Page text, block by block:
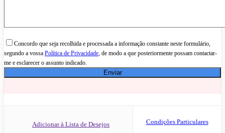
Concordo que seja recolhida e processada a informação constante neste formulário,
segundo a vossa Política de Privacidade, de modo a que posteriormente possam contactar-
me e esclarecer o assunto indicado.
Adicionar à Lista de Desejos
Condições Particulares